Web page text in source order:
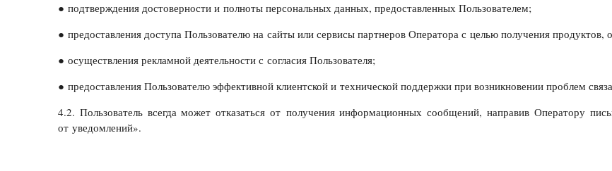
● подтверждения достоверности и полноты персональных данных, предоставленных Пользователем;
● предоставления доступа Пользователю на сайты или сервисы партнеров Оператора с целью получения продуктов,
● осуществления рекламной деятельности с согласия Пользователя;
● предоставления Пользователю эффективной клиентской и технической поддержки при возникновении проблем
4.2. Пользователь всегда может отказаться от получения информационных сообщений, направив Оператору
от уведомлений».